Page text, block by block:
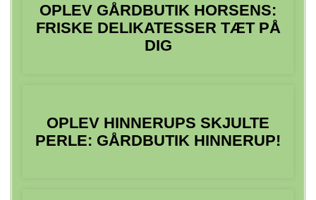
OPLEV GÅRDBUTIK HORSENS:
FRISKE DELIKATESSER TÆT PÅ
DIG
OPLEV HINNERUPS SKJULTE
PERLE: GÅRDBUTIK HINNERUP!